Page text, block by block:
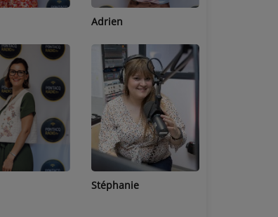
Lucas
Jean-Michel